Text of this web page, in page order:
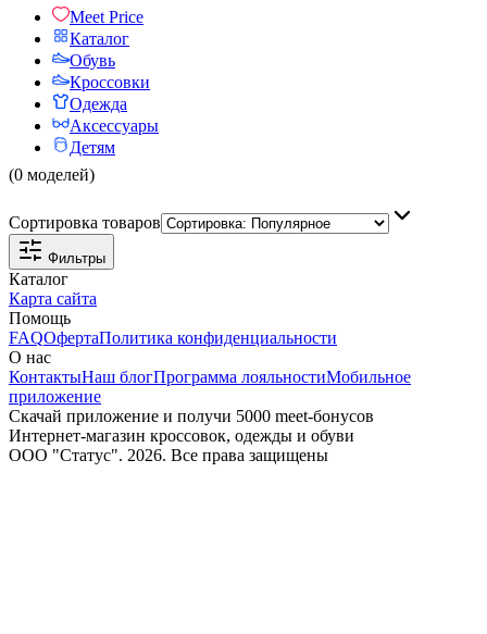
Meet Price
Каталог
Обувь
Кроссовки
Одежда
Аксессуары
Детям
(0 моделей)
Сортировка товаров
Фильтры
Каталог
Карта сайта
Помощь
FAQОфертаПолитика конфиденциальности
О нас
КонтактыНаш блогПрограмма лояльностиМобильное
приложение
Скачай приложение и получи 5000 meet-бонусов
Интернет-магазин кроссовок, одежды и обуви
ООО "Статус". 2026. Все права защищены